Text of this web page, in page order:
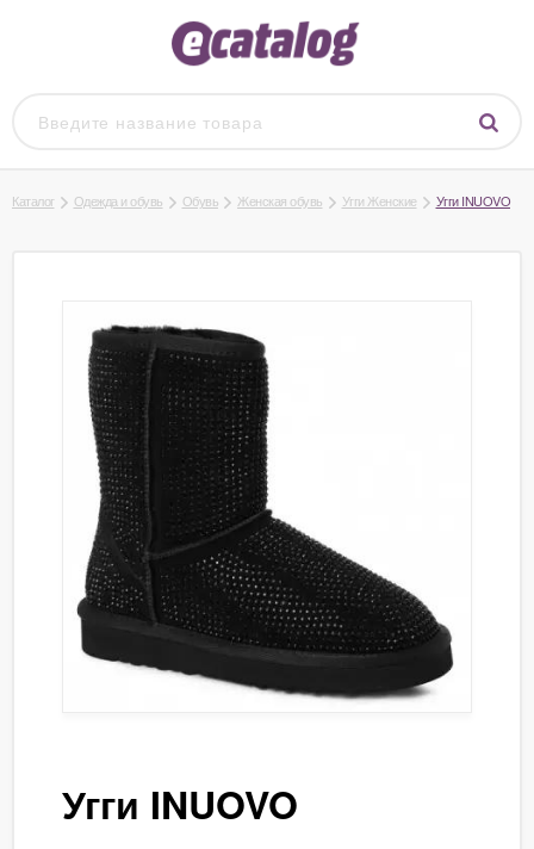
Каталог Одежда и обувь Обувь Женская обувь Угги Женские Угги INUOVO
Угги INUOVO